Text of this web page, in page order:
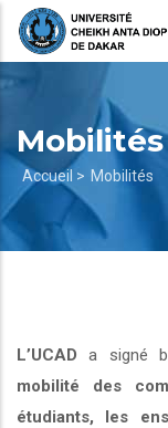
Aller
Mobilités
Fil
d'Ariane
Accueil > Mobilités
L’UCAD a signé
mobilité des
étudiants, les